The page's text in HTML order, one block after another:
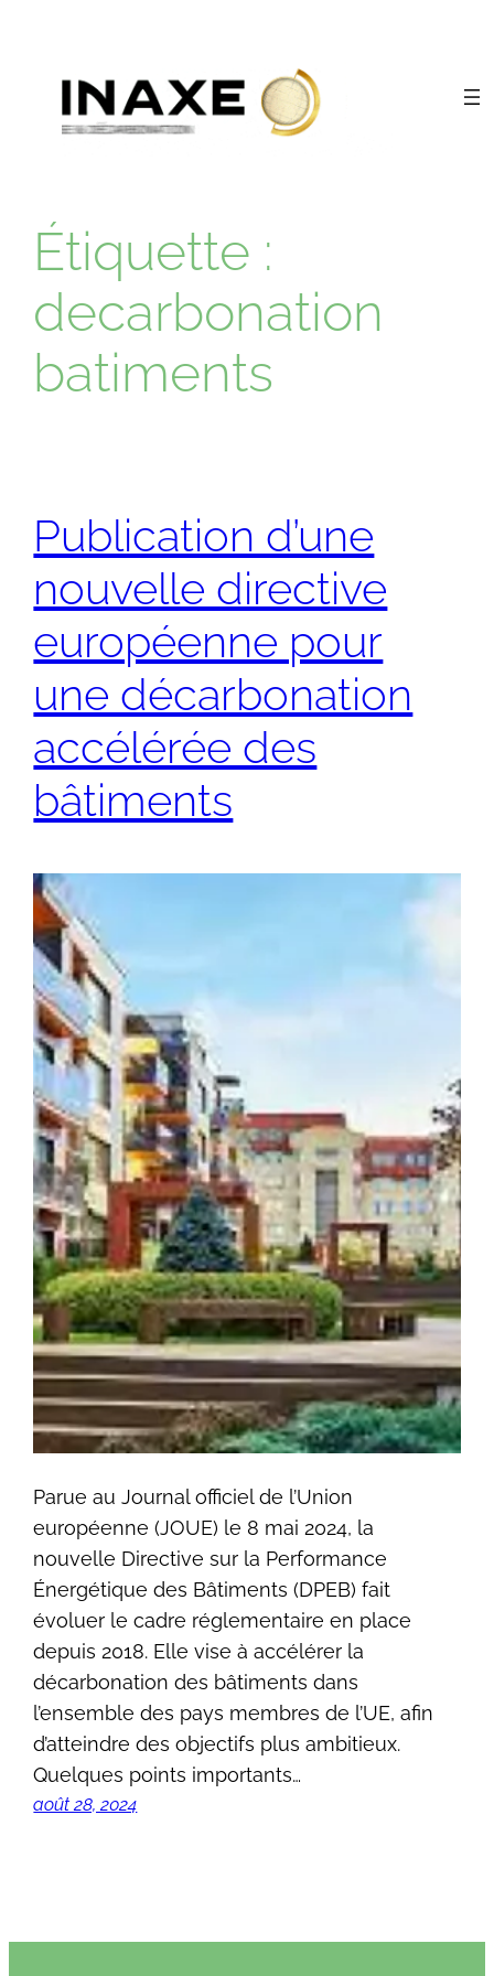
contenu
Étiquette :
decarbonation
batiments
Publication d’une
nouvelle directive
européenne pour
une décarbonation
accélérée des
bâtiments
Parue au Journal officiel de l’Union
européenne (JOUE) le 8 mai 2024, la
nouvelle Directive sur la Performance
Énergétique des Bâtiments (DPEB) fait
évoluer le cadre réglementaire en place
depuis 2018. Elle vise à accélérer la
décarbonation des bâtiments dans
l’ensemble des pays membres de l’UE, afin
d’atteindre des objectifs plus ambitieux.
Quelques points importants…
août 28, 2024